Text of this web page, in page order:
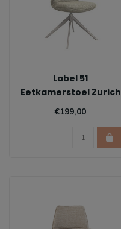
Label 51
Eetkamerstoel Zurich
- Naturel | Taupe
€199,00